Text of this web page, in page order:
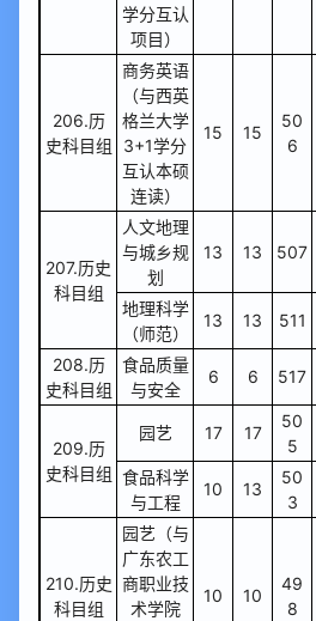
学分互认
项目）
206.历
史科目组
商务英语
（与西英
格兰大学
3+1学分
互认本硕
连读）
15 15
50
6
207.历史
科目组
人文地理
与城乡规
划
13 13 507
地理科学
（师范）
13 13 511
208.历
史科目组
食品质量
与安全
6 6 517
209.历
史科目组
园艺 17 17
50
5
食品科学
与工程
10 13
50
3
210.历史
科目组
园艺（与
广东农工
商职业技
术学院
10 10
49
8